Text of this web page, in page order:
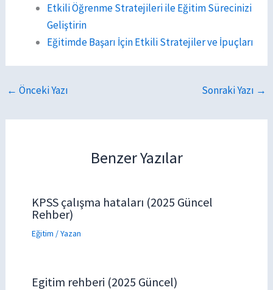
Etkili Öğrenme Stratejileri ile Eğitim Sürecinizi
Geliştirin
Eğitimde Başarı İçin Etkili Stratejiler ve İpuçları
← Önceki Yazı Sonraki Yazı →
Benzer Yazılar
KPSS çalışma hataları (2025 Güncel
Rehber)
Eğitim / Yazan
Egitim rehberi (2025 Güncel)